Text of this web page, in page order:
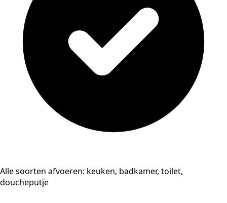
Alle soorten afvoeren: keuken, badkamer, toilet,
doucheputje